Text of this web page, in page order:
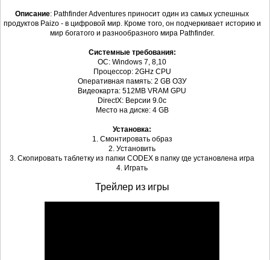
Описание: Pathfinder Adventures приносит один из самых успешных
продуктов Paizo - в цифровой мир. Кроме того, он подчеркивает историю и
мир богатого и разнообразного мира Pathfinder.
Системные требования:
ОС: Windows 7, 8,10
Процессор: 2GHz CPU
Оперативная память: 2 GB ОЗУ
Видеокарта: 512MB VRAM GPU
DirectX: Версии 9.0c
Место на диске: 4 GB
Установка:
1. Смонтировать образ
2. Установить
3. Скопировать таблетку из папки CODEX в папку где установлена игра
4. Играть
Трейлер из игры